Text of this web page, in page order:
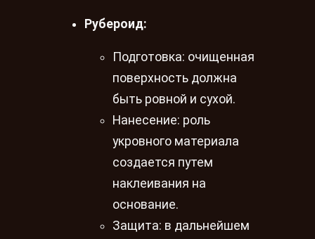
Рубероид:
Подготовка: очищенная
поверхность должна
быть ровной и сухой.
Нанесение: роль
укровного материала
создается путем
наклеивания на
основание.
Защита: в дальнейшем